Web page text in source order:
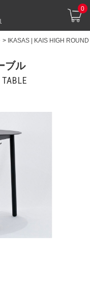
0
> IKASAS | KAIS HIGH
ブル